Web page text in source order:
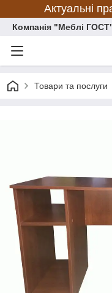
Актуальні
Компанія "Меблі
Товари та послуги